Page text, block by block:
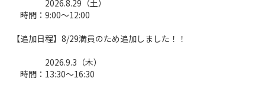
2026.8.29（土）
時間：9:00～12:00
【追加日程】8/29満員のため追加しました！！
2026.9.3（木）
時間：13:30～16:30